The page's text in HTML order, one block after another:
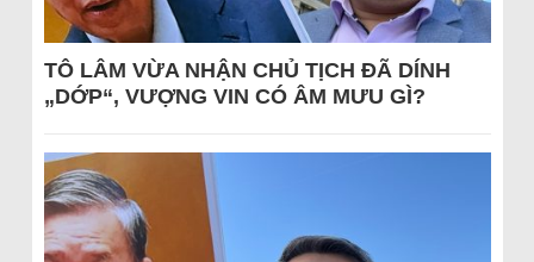
TÔ LÂM VỪA NHẬN CHỦ TỊCH ĐÃ DÍNH
„DỚP“, VƯỢNG VIN CÓ ÂM MƯU GÌ?